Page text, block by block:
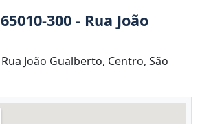
300 - Rua João
João Gualberto, Centro, São